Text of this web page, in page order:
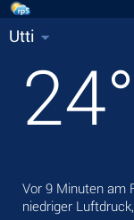
Utti
24°
Vor 9 Minuten am
niedriger